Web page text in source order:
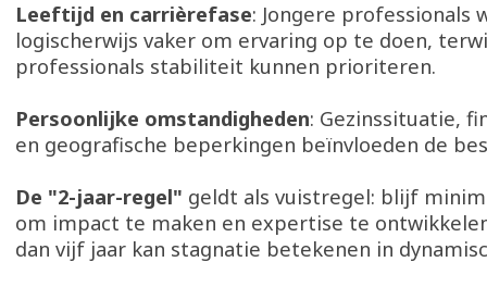
Leeftijd en carrièrefase: Jongere professionals
logischerwijs vaker om ervaring op te doen,
professionals stabiliteit kunnen prioriteren.
Persoonlijke omstandigheden: Gezinssituatie,
en geografische beperkingen beïnvloeden de
De "2-jaar-regel" geldt als vuistregel: blijf
om impact te maken en expertise te
dan vijf jaar kan stagnatie betekenen in